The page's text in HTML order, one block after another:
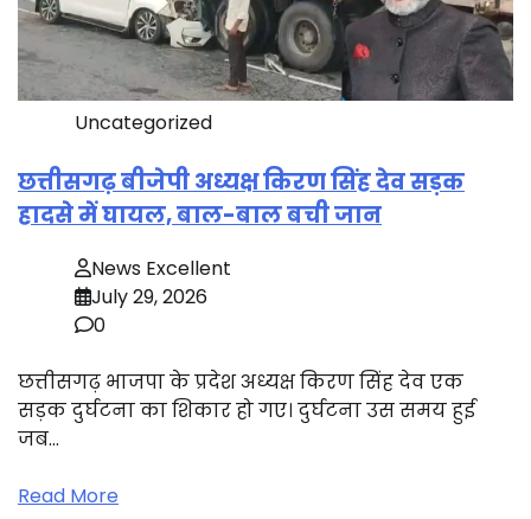
Uncategorized
छत्तीसगढ़ बीजेपी अध्यक्ष किरण सिंह देव सड़क
हादसे में घायल, बाल-बाल बची जान
News Excellent
July 29, 2026
0
छत्तीसगढ़ भाजपा के प्रदेश अध्यक्ष किरण सिंह देव एक
सड़क दुर्घटना का शिकार हो गए। दुर्घटना उस समय हुई
जब…
Read More